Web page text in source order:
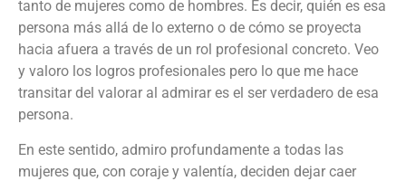
tanto de mujeres como de hombres. Es decir, quién es esa
persona más allá de lo externo o de cómo se proyecta
hacia afuera a través de un rol profesional concreto. Veo
y valoro los logros profesionales pero lo que me hace
transitar del valorar al admirar es el ser verdadero de esa
persona.
En este sentido, admiro profundamente a todas las
mujeres que, con coraje y valentía, deciden dejar caer